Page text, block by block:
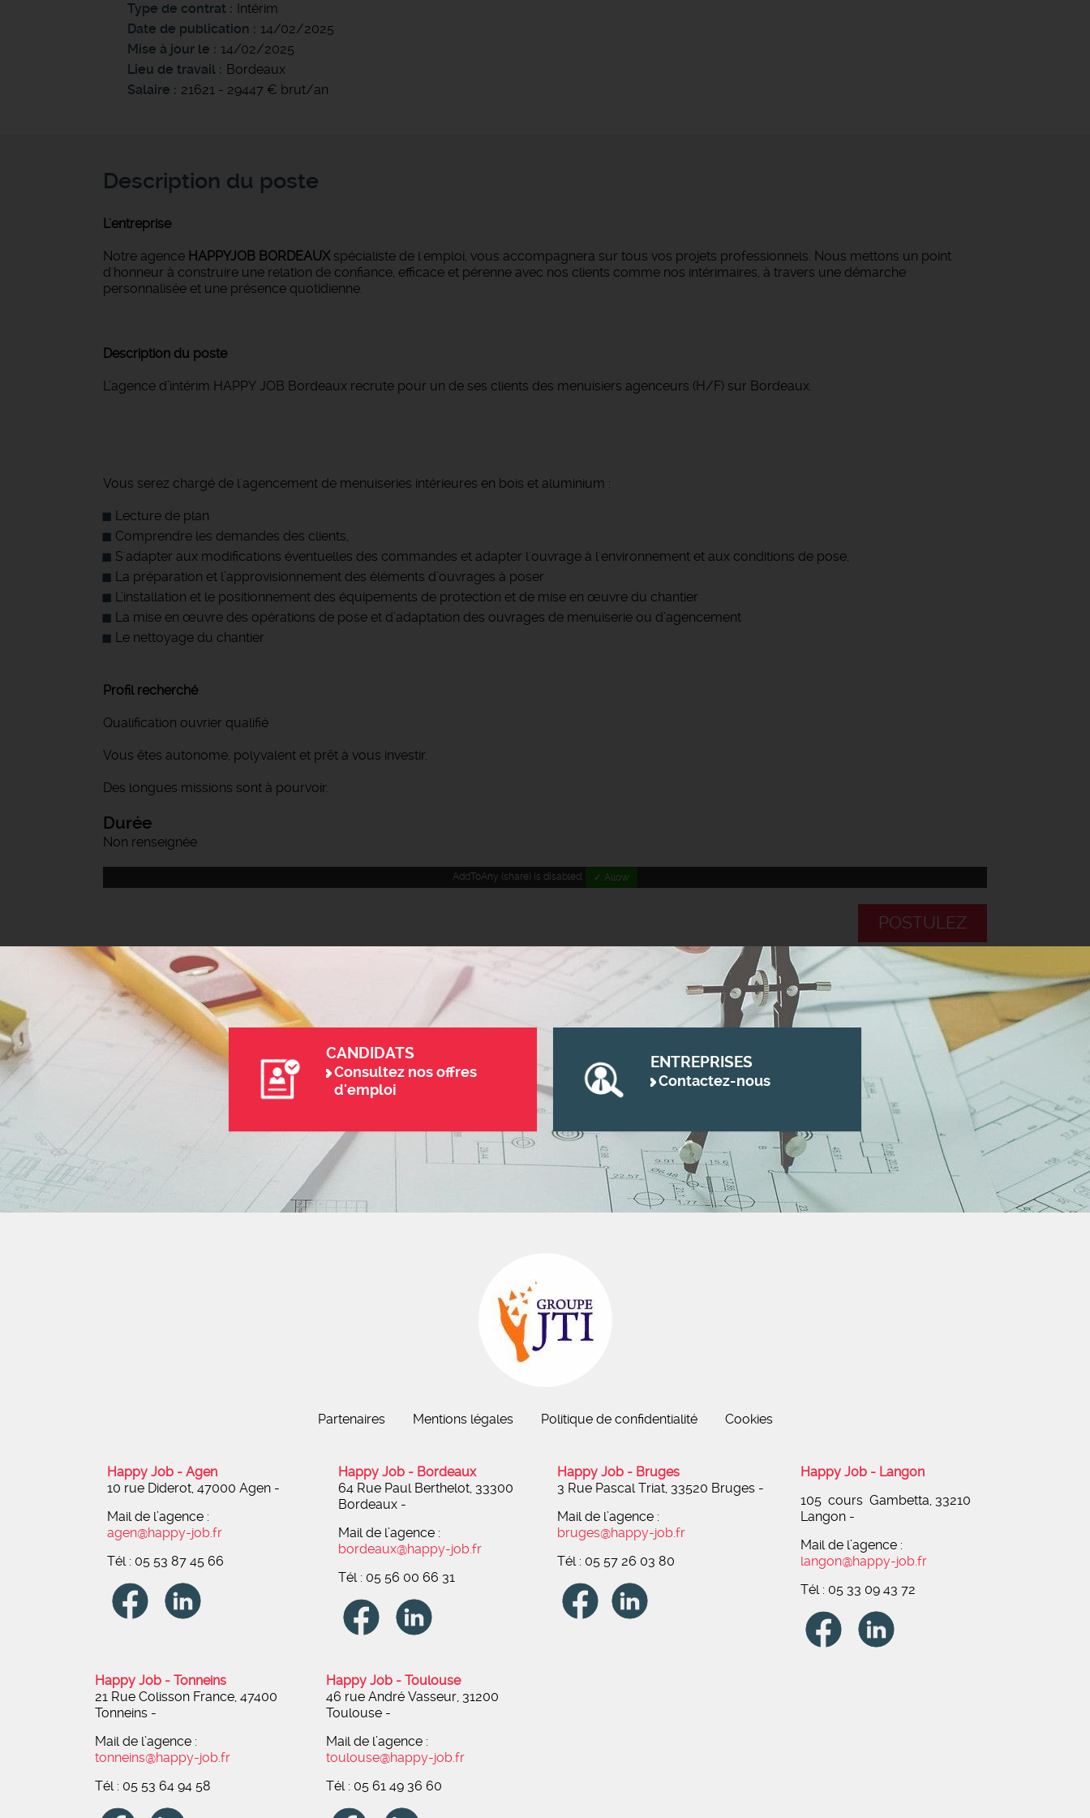
Type de contrat
Intérim
Date de publication
14/02/2025
Mise à jour le
14/02/2025
Lieu de travail
Bordeaux
Salaire
21621 - 29447 € brut/an
Description du poste
L'entreprise
Notre agence HAPPYJOB BORDEAUXspécialiste de l'emploi, vous accompagnera sur tous vos projets professionnels. Nous mettons un point
d'honneur à construire une relation de confiance, efficace et pérenne avec nos clients comme nos intérimaires, à travers une démarche
personnalisée et une présence quotidienne.
Description du poste
L’agence d’intérim HAPPY JOB Bordeaux recrute pour un de ses clients des menuisiers agenceurs (H/F) sur Bordeaux.
Vous serez chargé de l'agencement de menuiseries intérieures en bois et aluminium :
Lecture de plan
Comprendre les demandes des clients,
S'adapter aux modifications éventuelles des commandes et adapter l'ouvrage à l'environnement et aux conditions de pose,
La préparation et l’approvisionnement des éléments d’ouvrages à poser
L’installation et le positionnement des équipements de protection et de mise en œuvre du chantier
La mise en œuvre des opérations de pose et d’adaptation des ouvrages de menuiserie ou d’agencement
Le nettoyage du chantier
Profil recherché
Qualification ouvrier qualifié
Vous êtes autonome, polyvalent et prêt à vous investir.
Des longues missions sont à pourvoir.
Durée
Non renseignée
AddToAny (share) is disabled. ✓ Allow
POSTULEZ
CANDIDATS
Consultez nos offres
d'emploi
ENTREPRISES
Contactez-nous
Partenaires Mentions légales Politique de confidentialité Cookies
Happy Job - Agen
10 rue Diderot, 47000 Agen -
Mail de l’agence :
agen@happy-job.fr
Tél : 05 53 87 45 66
Happy Job - Bordeaux
64 Rue Paul Berthelot, 33300
Bordeaux -
Mail de l’agence :
bordeaux@happy-job.fr
Tél : 05 56 00 66 31
Happy Job - Bruges
3 Rue Pascal Triat, 33520 Bruges -
Mail de l’agence :
bruges@happy-job.fr
Tél : 05 57 26 03 80
Happy Job - Langon
105 cours Gambetta, 33210
Langon -
Mail de l’agence :
langon@happy-job.fr
Tél : 05 33 09 43 72
Happy Job - Tonneins
21 Rue Colisson France, 47400
Tonneins -
Mail de l’agence :
tonneins@happy-job.fr
Tél : 05 53 64 94 58
Happy Job - Toulouse
46 rue André Vasseur, 31200
Toulouse -
Mail de l’agence :
toulouse@happy-job.fr
Tél : 05 61 49 36 60